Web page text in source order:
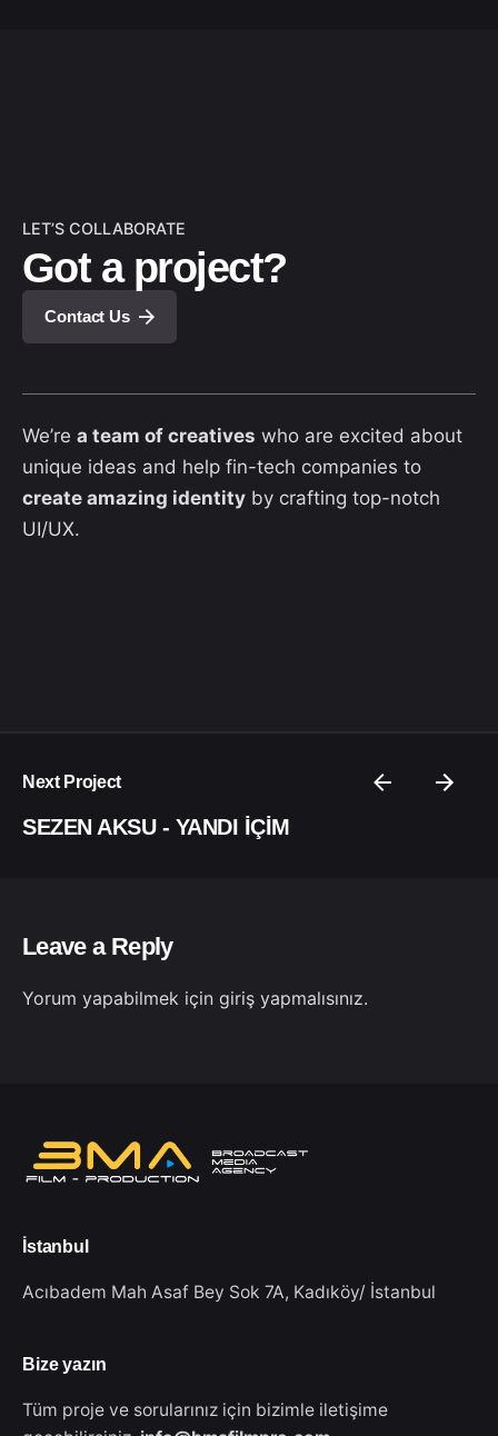
LET’S COLLABORATE
Got a project?
Contact Us
We’re a team of creatives who are excited about
unique ideas and help fin-tech companies to
create amazing identity by crafting top-notch
UI/UX.
Next Project
SEZEN AKSU - YANDI İÇİM
Leave a Reply
Yorum yapabilmek için giriş yapmalısınız.
İstanbul
Acıbadem Mah Asaf Bey Sok 7A, Kadıköy/ İstanbul
Bize yazın
Tüm proje ve sorularınız için bizimle iletişime